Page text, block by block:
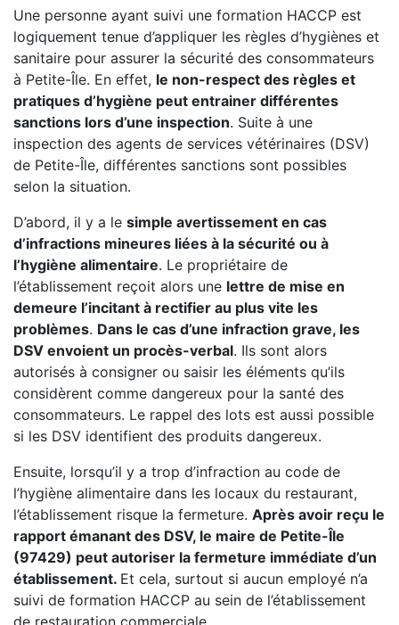
Une personne ayant suivi une formation HACCP est
logiquement tenue d’appliquer les règles d’hygiènes et
sanitaire pour assurer la sécurité des consommateurs
à Petite-Île. En effet, le non-respect des règles et
pratiques d’hygiène peut entrainer différentes
sanctions lors d’une inspection. Suite à une
inspection des agents de services vétérinaires (DSV)
de Petite-Île, différentes sanctions sont possibles
selon la situation.
D’abord, il y a le simple avertissement en cas
d’infractions mineures liées à la sécurité ou à
l’hygiène alimentaire. Le propriétaire de
l’établissement reçoit alors une lettre de mise en
demeure l’incitant à rectifier au plus vite les
problèmes. Dans le cas d’une infraction grave, les
DSV envoient un procès-verbal. Ils sont alors
autorisés à consigner ou saisir les éléments qu’ils
considèrent comme dangereux pour la santé des
consommateurs. Le rappel des lots est aussi possible
si les DSV identifient des produits dangereux.
Ensuite, lorsqu’il y a trop d’infraction au code de
l’hygiène alimentaire dans les locaux du restaurant,
l’établissement risque la fermeture. Après avoir reçu le
rapport émanant des DSV, le maire de Petite-Île
(97429) peut autoriser la fermeture immédiate d’un
établissement. Et cela, surtout si aucun employé n’a
suivi de formation HACCP au sein de l’établissement
de restauration commerciale.